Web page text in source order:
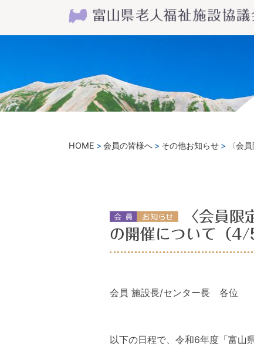
HOME 会員の皆様へ その他お知らせ 〈会
〈会員限
の開催について（4/
会員 施設長/センター長 各位
以下の日程で、令和6年度「富山